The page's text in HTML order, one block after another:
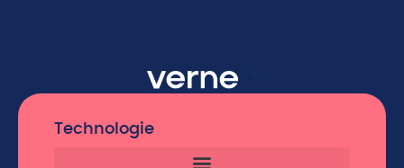
Technologie